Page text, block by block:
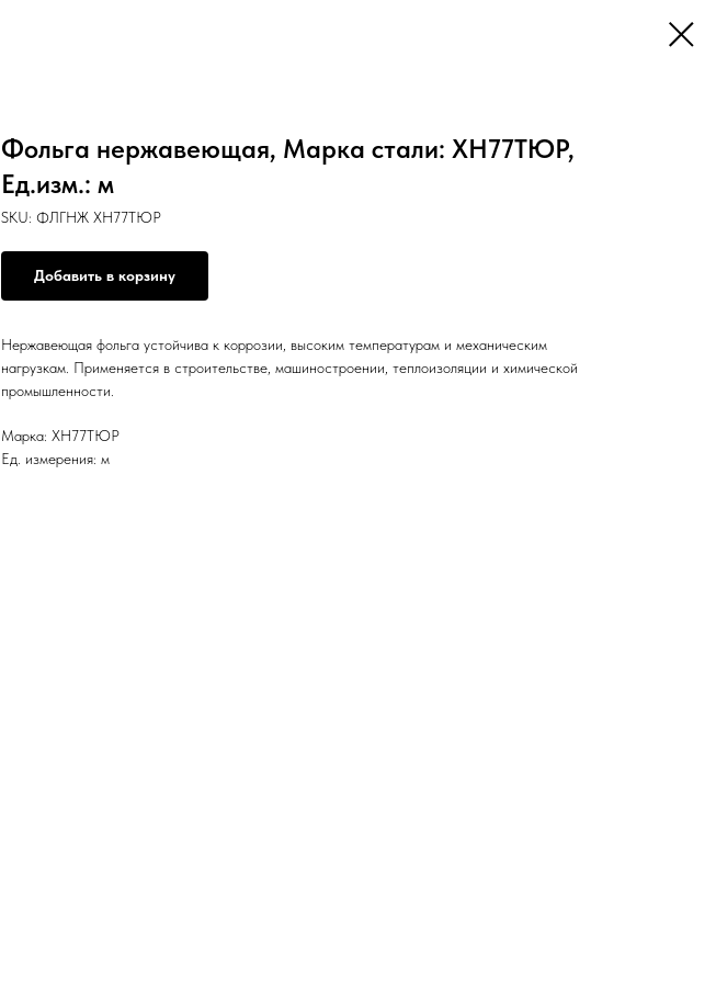
Фольга нержавеющая, Марка стали: ХН77ТЮР,
Ед.изм.: м
SKU: ФЛГНЖ ХН77ТЮР
Добавить в корзину
Нержавеющая фольга устойчива к коррозии, высоким температурам и механическим
нагрузкам. Применяется в строительстве, машиностроении, теплоизоляции и химической
промышленности.
Марка: ХН77ТЮР
Ед. измерения: м